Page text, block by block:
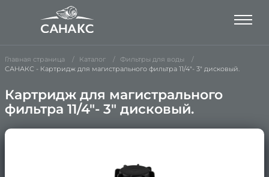
Главная страница Каталог
Фильтры для воды
САНАКС - Картридж для магистрального фильтра 11/4"- 3" дисковый.
Картридж для магистрального
фильтра 11/4"- 3" дисковый.